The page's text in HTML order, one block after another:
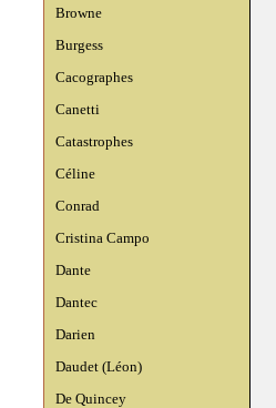
Browne
Burgess
Cacographes
Canetti
Catastrophes
Céline
Conrad
Cristina Campo
Dante
Dantec
Darien
Daudet (Léon)
De Quincey